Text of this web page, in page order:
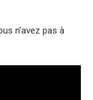
n’avez pas à